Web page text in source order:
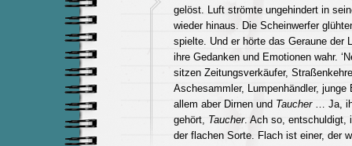
gelöst. Luft strömte ungehindert in
wieder hinaus. Die Scheinwerfer
spielte. Und er hörte das Geraune der
ihre Gedanken und Emotionen wahr.
sitzen Zeitungsverkäufer,
Aschesammler, Lumpenhändler, junge
allem aber Dirnen und Taucher … Ja,
gehört, Taucher. Ach so, entschuldigt,
der flachen Sorte. Flach ist einer, der